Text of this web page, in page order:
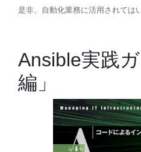
是非、自動化業務に活用されては
Ansible実践
編」